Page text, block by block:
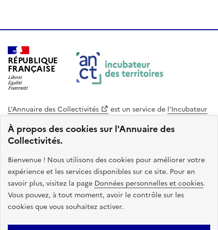
À propos des cookies sur l'Annuaire des
Collectivités.
Bienvenue ! Nous utilisons des cookies pour améliorer votre
expérience et les services disponibles sur ce site. Pour en
savoir plus, visitez la page Données personnelles et cookies.
Vous pouvez, à tout moment, avoir le contrôle sur les
cookies que vous souhaitez activer.
RÉPUBLIQUE
FRANÇAISE
L'Annuaire des Collectivités est un service de l'Incubateur
Cohésion des Territoires
. Le code source de ce site web
est disponible en licence libre. Le design de ce site est conçu
avec le système de design de l’État.
legifrance.gouv.fr
info.gouv.fr
service-public.gouv.fr
data.gouv.fr
Plan du site Accessibilite : non conforme Mentions légales